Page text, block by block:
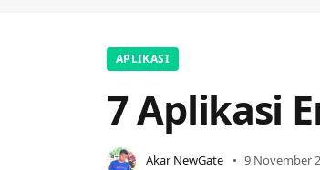
APLIKASI
7 Aplikasi
Akar NewGate 9 November